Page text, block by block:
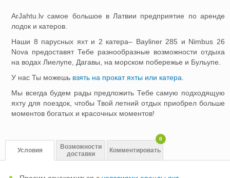
ArJahtu.lv самое большое в Латвии предприятие по аренде
лодок и катеров.
Наши 8 парусных яхт и 2 катера– Bayliner 285 и Nimbus 26
Nova предоставят Тебе разнообразные возможности отдыха
на водах Лиелупе, Дагавы, на морском побережье и Бульупе.
У нас Ты можешь взять на прокат яхты или катера
Мы всегда будем рады предложить Тебе самую подходящую
яхту для поездок, чтобы Твой летний отдых приобрел больше
моментов богатых и красочных моментов!
Условия
Возможности
доставки
Комментировать
0